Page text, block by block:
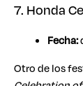
7. Honda
Fecha:
Otro de los